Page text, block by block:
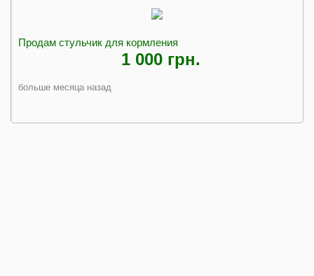
Продам стульчик для кормления
1 000 грн.
больше месяца назад